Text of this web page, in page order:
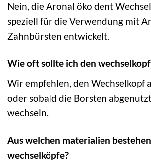
Nein, die Aronal öko dent
speziell für die Verwendung mit
Zahnbürsten entwickelt.
Wie oft sollte ich den
Wir empfehlen, den Wechselkopf
oder sobald die Borsten
wechseln.
Aus welchen materialien
wechselköpfe?